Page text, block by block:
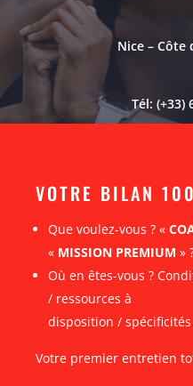
Nice – Côte
Tél: (+33)
VOTRE BILAN
Que voulez-vous ? «
« MISSION PREMIUM »
Où en êtes-vous ?
/ ressources à
disposition /
Votre premier entretien